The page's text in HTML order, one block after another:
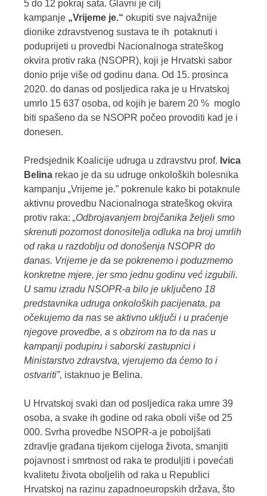
5 do 12 pokraj sata. Glavni je cilj
kampanje „Vrijeme je.“ okupiti sve najvažnije
dionike zdravstvenog sustava te ih potaknuti i
poduprijeti u provedbi Nacionalnoga strateškog
okvira protiv raka (NSOPR), koji je Hrvatski sabor
donio prije više od godinu dana. Od 15. prosinca
2020. do danas od posljedica raka je u Hrvatskoj
umrlo 15 637 osoba, od kojih je barem 20 % moglo
biti spašeno da se NSOPR počeo provoditi kad je i
donesen.
Predsjednik Koalicije udruga u zdravstvu prof. Ivica
Belina rekao je da su udruge onkoloških bolesnika
kampanju „Vrijeme je.” pokrenule kako bi potaknule
aktivnu provedbu Nacionalnoga strateškog okvira
protiv raka: „Odbrojavanjem brojčanika željeli smo
skrenuti pozornost donositelja odluka na broj umrlih
od raka u razdoblju od donošenja NSOPR do
danas. Vrijeme je da se pokrenemo i poduzmemo
konkretne mjere, jer smo jednu godinu već izgubili.
U samu izradu NSOPR-a bilo je uključeno 18
predstavnika udruga onkoloških pacijenata, pa
očekujemo da nas se aktivno uključi i u praćenje
njegove provedbe, a s obzirom na to da nas u
kampanji podupiru i saborski zastupnici i
Ministarstvo zdravstva, vjerujemo da ćemo to i
ostvariti”, istaknuo je Belina.
U Hrvatskoj svaki dan od posljedica raka umre 39
osoba, a svake ih godine od raka oboli više od 25
000. Svrha provedbe NSOPR-a je poboljšati
zdravlje građana tijekom cijeloga života, smanjiti
pojavnost i smrtnost od raka te produljiti i povećati
kvalitetu života oboljelih od raka u Republici
Hrvatskoj na razinu zapadnoeuropskih država, što